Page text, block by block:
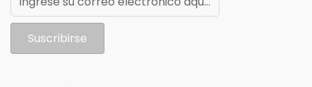
Suscribirse